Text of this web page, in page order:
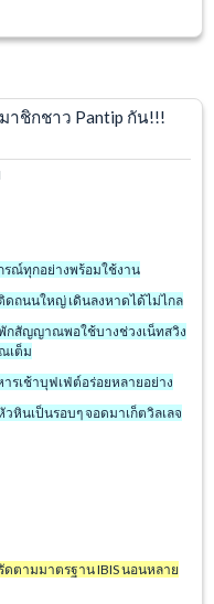
าชิกชาว Pantip กัน!!!
ณ์ทุกอย่างพร้อมใช้งาน
ถนนใหญ่ เดินลงหาดได้ไม่ไกล
กสัญญาณพอใช้บางช่วงเน็ทสวิง
เต็ม
รเช้าบุฟเฟ่ต์อร่อยหลายอย่าง
วหินเป็นรอบๆ จอดมาเก็ตวิลเลจ
ตามมาตรฐาน IBIS นอนหลาย